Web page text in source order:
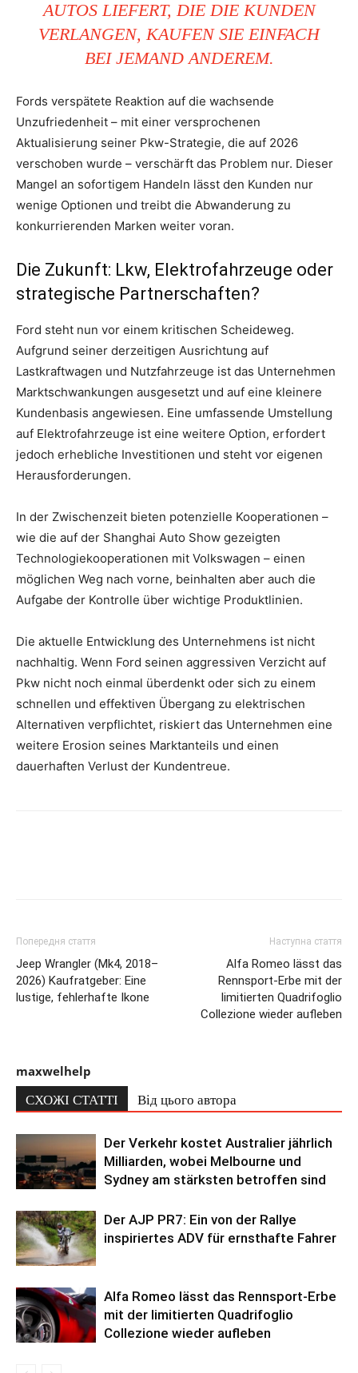
AUTOS LIEFERT, DIE DIE KUNDEN
VERLANGEN, KAUFEN SIE EINFACH
BEI JEMAND ANDEREM.
Fords verspätete Reaktion auf die wachsende
Unzufriedenheit – mit einer versprochenen
Aktualisierung seiner Pkw-Strategie, die auf 2026
verschoben wurde – verschärft das Problem nur. Dieser
Mangel an sofortigem Handeln lässt den Kunden nur
wenige Optionen und treibt die Abwanderung zu
konkurrierenden Marken weiter voran.
Die Zukunft: Lkw, Elektrofahrzeuge oder
strategische Partnerschaften?
Ford steht nun vor einem kritischen Scheideweg.
Aufgrund seiner derzeitigen Ausrichtung auf
Lastkraftwagen und Nutzfahrzeuge ist das Unternehmen
Marktschwankungen ausgesetzt und auf eine kleinere
Kundenbasis angewiesen. Eine umfassende Umstellung
auf Elektrofahrzeuge ist eine weitere Option, erfordert
jedoch erhebliche Investitionen und steht vor eigenen
Herausforderungen.
In der Zwischenzeit bieten potenzielle Kooperationen –
wie die auf der Shanghai Auto Show gezeigten
Technologiekooperationen mit Volkswagen – einen
möglichen Weg nach vorne, beinhalten aber auch die
Aufgabe der Kontrolle über wichtige Produktlinien.
Die aktuelle Entwicklung des Unternehmens ist nicht
nachhaltig. Wenn Ford seinen aggressiven Verzicht auf
Pkw nicht noch einmal überdenkt oder sich zu einem
schnellen und effektiven Übergang zu elektrischen
Alternativen verpflichtet, riskiert das Unternehmen eine
weitere Erosion seines Marktanteils und einen
dauerhaften Verlust der Kundentreue.
Попередня стаття
Jeep Wrangler (Mk4, 2018–
2026) Kaufratgeber: Eine
lustige, fehlerhafte Ikone
Наступна стаття
Alfa Romeo lässt das
Rennsport-Erbe mit der
limitierten Quadrifoglio
Collezione wieder aufleben
maxwelhelp
СХОЖІ СТАТТІ Від цього автора
Der Verkehr kostet Australier jährlich
Milliarden, wobei Melbourne und
Sydney am stärksten betroffen sind
Der AJP PR7: Ein von der Rallye
inspiriertes ADV für ernsthafte Fahrer
Alfa Romeo lässt das Rennsport-Erbe
mit der limitierten Quadrifoglio
Collezione wieder aufleben